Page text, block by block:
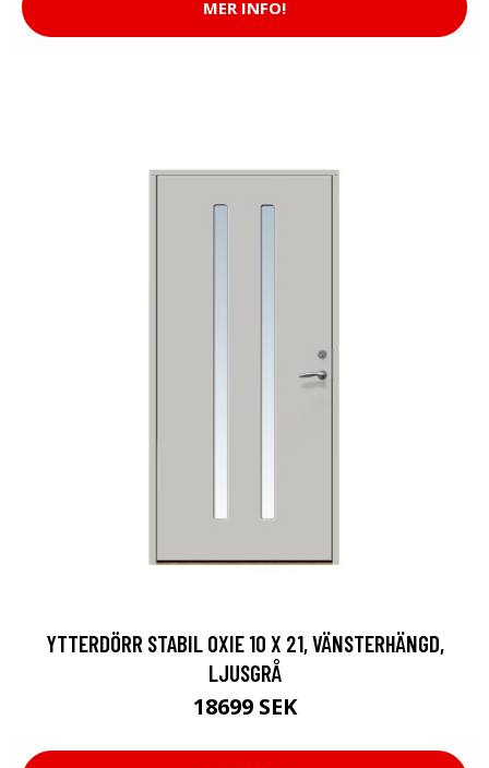
MER INFO!
YTTERDÖRR STABIL OXIE 10 X 21, VÄNSTERHÄNGD,
LJUSGRÅ
18699 SEK